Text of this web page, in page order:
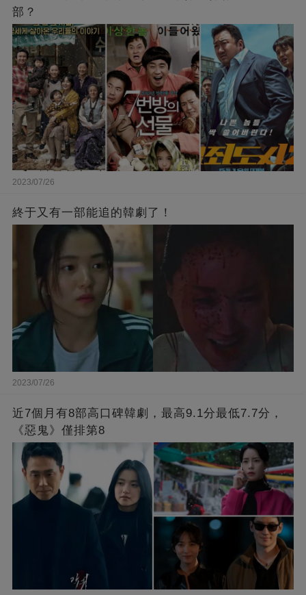
部？
2023/07/26
終于又有一部能追的韓劇了！
2023/07/26
近7個月有8部高口碑韓劇，最高9.1分最低7.7分，
《惡鬼》僅排第8